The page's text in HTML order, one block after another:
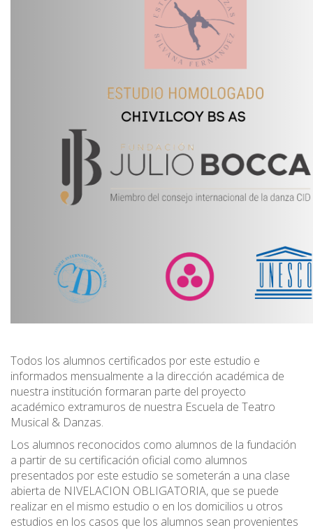
Todos los alumnos certificados por este estudio e
informados mensualmente a la dirección académica de
nuestra institución formaran parte del proyecto
académico extramuros de nuestra Escuela de Teatro
Musical & Danzas.
Los alumnos reconocidos como alumnos de la fundación
a partir de su certificación oficial como alumnos
presentados por este estudio se someterán a una clase
abierta de NIVELACION OBLIGATORIA, que se puede
realizar en el mismo estudio o en los domicilios u otros
estudios en los casos que los alumnos sean provenientes